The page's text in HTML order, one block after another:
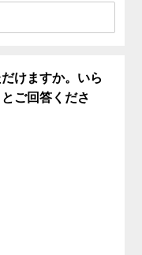
けますか。いら
ご回答くださ